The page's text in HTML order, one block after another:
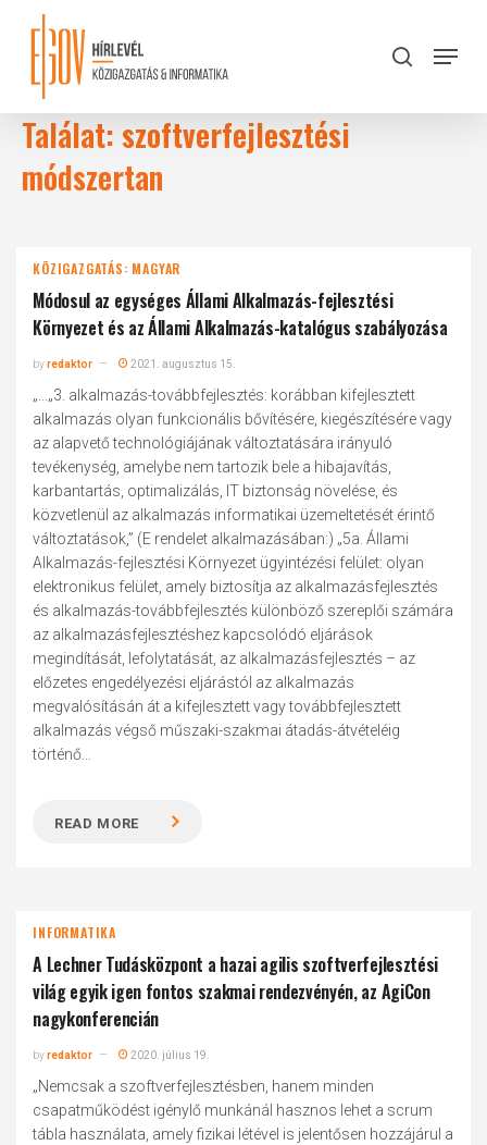
content
search
Menu
Találat: szoftverfejlesztési
módszertan
KÖZIGAZGATÁS: MAGYAR
Módosul az egységes Állami Alkalmazás-fejlesztési
Környezet és az Állami Alkalmazás-katalógus szabályozása
byredaktor 2021. augusztus 15.
„...„3. alkalmazás-továbbfejlesztés: korábban kifejlesztett
alkalmazás olyan funkcionális bővítésére, kiegészítésére vagy
az alapvető technológiájának változtatására irányuló
tevékenység, amelybe nem tartozik bele a hibajavítás,
karbantartás, optimalizálás, IT biztonság növelése, és
közvetlenül az alkalmazás informatikai üzemeltetését érintő
változtatások,” (E rendelet alkalmazásában:) „5a. Állami
Alkalmazás-fejlesztési Környezet ügyintézési felület: olyan
elektronikus felület, amely biztosítja az alkalmazásfejlesztés
és alkalmazás-továbbfejlesztés különböző szereplői számára
az alkalmazásfejlesztéshez kapcsolódó eljárások
megindítását, lefolytatását, az alkalmazásfejlesztés – az
előzetes engedélyezési eljárástól az alkalmazás
megvalósításán át a kifejlesztett vagy továbbfejlesztett
alkalmazás végső műszaki-szakmai átadás-átvételéig
történő...
READ MORE
INFORMATIKA
A Lechner Tudásközpont a hazai agilis szoftverfejlesztési
világ egyik igen fontos szakmai rendezvényén, az AgiCon
nagykonferencián
byredaktor 2020. július 19.
„Nemcsak a szoftverfejlesztésben, hanem minden
csapatműködést igénylő munkánál hasznos lehet a scrum
tábla használata, amely fizikai létével is jelentősen hozzájárul a
Close